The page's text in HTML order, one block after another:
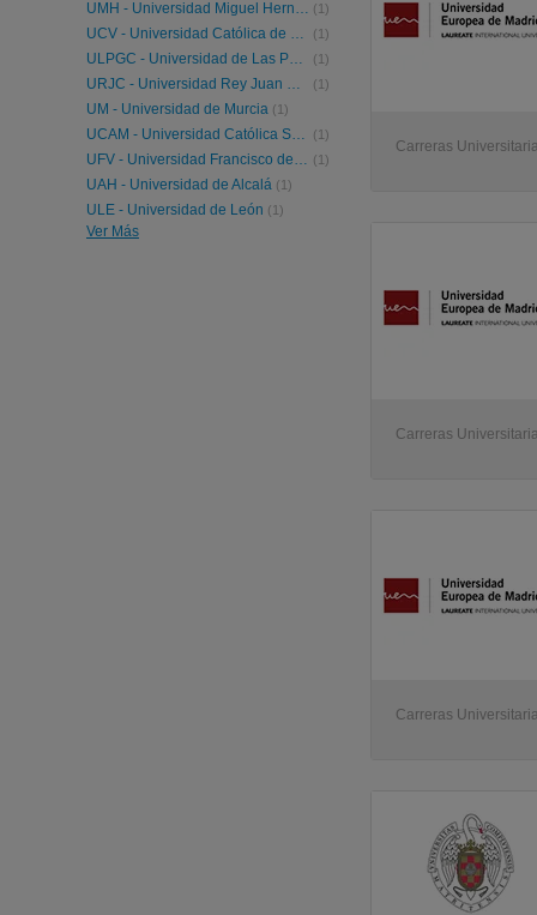
UMH - Universidad Miguel Hernández de Elche (1)
UCV - Universidad Católica de Valencia (1)
ULPGC - Universidad de Las Palmas de Gran Canaria (1)
URJC - Universidad Rey Juan Carlos (1)
UM - Universidad de Murcia (1)
UCAM - Universidad Católica San Antonio Murcia (1)
UFV - Universidad Francisco de Vitoria (1)
UAH - Universidad de Alcalá (1)
ULE - Universidad de León (1)
URL - Universidad Ramon Llull
Ver Más
Carreras
Carreras
Carreras